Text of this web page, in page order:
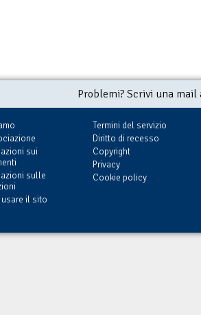
Problemi? Scrivi una
sui
sulle
usare il sito
Termini del servizio
Diritto di recesso
Copyright
Privacy
Cookie policy